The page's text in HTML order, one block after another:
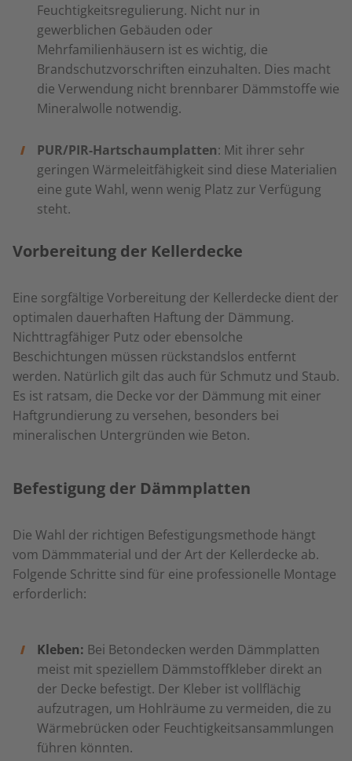
Feuchtigkeitsregulierung. Nicht nur in
gewerblichen Gebäuden oder
Mehrfamilienhäusern ist es wichtig, die
Brandschutzvorschriften einzuhalten. Dies macht
die Verwendung nicht brennbarer Dämmstoffe wie
Mineralwolle notwendig.
PUR/PIR-Hartschaumplatten: Mit ihrer sehr
geringen Wärmeleitfähigkeit sind diese Materialien
eine gute Wahl, wenn wenig Platz zur Verfügung
steht.
Vorbereitung der Kellerdecke
Eine sorgfältige Vorbereitung der Kellerdecke dient der
optimalen dauerhaften Haftung der Dämmung.
Nichttragfähiger Putz oder ebensolche
Beschichtungen müssen rückstandslos entfernt
werden. Natürlich gilt das auch für Schmutz und Staub.
Es ist ratsam, die Decke vor der Dämmung mit einer
Haftgrundierung zu versehen, besonders bei
mineralischen Untergründen wie Beton.
Befestigung der Dämmplatten
Die Wahl der richtigen Befestigungsmethode hängt
vom Dämmmaterial und der Art der Kellerdecke ab.
Folgende Schritte sind für eine professionelle Montage
erforderlich:
Kleben: Bei Betondecken werden Dämmplatten
meist mit speziellem Dämmstoffkleber direkt an
der Decke befestigt. Der Kleber ist vollflächig
aufzutragen, um Hohlräume zu vermeiden, die zu
Wärmebrücken oder Feuchtigkeitsansammlungen
führen könnten.